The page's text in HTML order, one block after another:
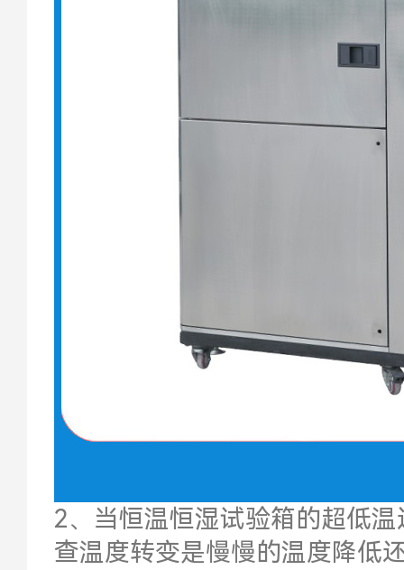
2、当恒温恒湿试验箱的超低
查温度转变是慢慢的温度降低